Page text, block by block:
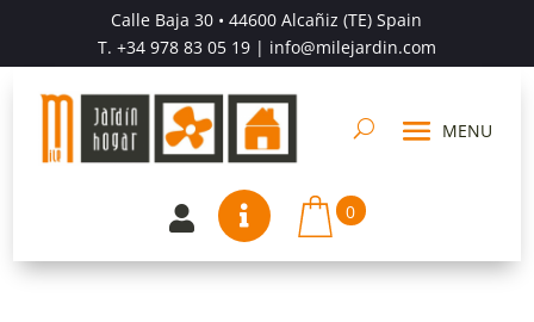
Calle Baja 30 • 44600 Alcañiz (TE) Spain
T. +34 978 83 05 19| info@milejardin.com
  0